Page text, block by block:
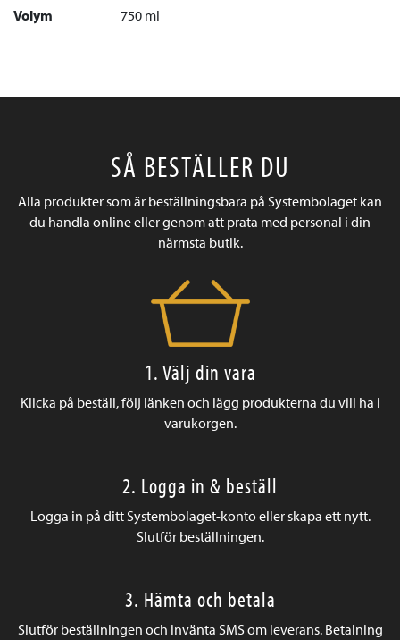
Volym 750 ml
SÅ BESTÄLLER DU
Alla produkter som är beställningsbara på Systembolaget kan
du handla online eller genom att prata med personal i din
närmsta butik.
1. Välj din vara
Klicka på beställ, följ länken och lägg produkterna du vill ha i
varukorgen.
2. Logga in & beställ
Logga in på ditt Systembolaget-konto eller skapa ett nytt.
Slutför beställningen.
3. Hämta och betala
Slutför beställningen och invänta SMS om leverans. Betalning